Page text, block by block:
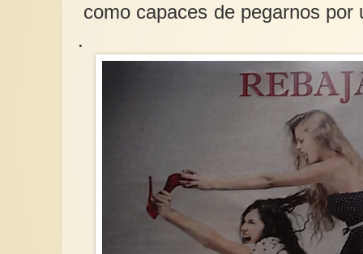
como capaces de pegarnos por
.